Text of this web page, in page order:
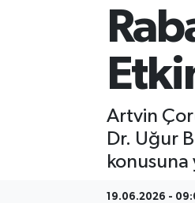
Artvin
Dr. Uğur
19.06.2026 -